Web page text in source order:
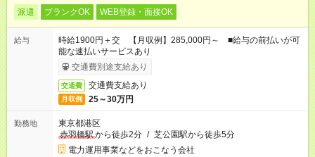
派遣 ブランクOK WEB登録・面接OK
給与
時給1900円＋交 【月収例】285,000円～ ■給与の前払いが可
能な速払いサービスあり
交通費別途支給あり
交通費 交通費支給あり
月収例 25～30万円
勤務地
東京都港区
赤羽橋駅から徒歩2分 / 芝公園駅から徒歩5分
電力運用事業などをおこなう会社